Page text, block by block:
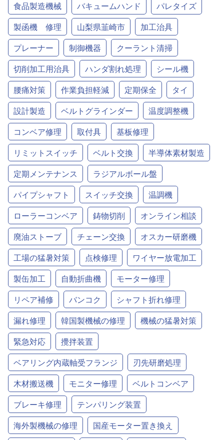
食品製造機械
バキュームハンド
パレタイズ
製函機 修理
山梨県韮崎市
加工治具
プレーナー
制御機器
クーラント清掃
切削加工用治具
ハンダ割れ処理
シール機
腰痛対策
作業負担軽減 定期保全
タイ
設計製造
ベルトグラインダー
温度調整機
コンベア修理
取付具
基板修理
リミットスイッチ
ベルト交換
半導体素材製造
定期メンテナンス
ラジアルボール盤
パイプシャフト
スイッチ交換
温調機
ローラーコンベア
鋳物切削
オンライン相談
廃油ストーブ
チェーン交換
オスカー研磨機
工場の猛暑対策
点検修理
ワイヤー放電加工
製缶加工
自動折曲機
モーター修理
リペア補修
バンコク
シャフト折れ修理
漏れ修理
韓国製機械の修理
機械の猛暑対策
緊急対応
攪拌装置
ベアリング内蔵軸受フランジ
刃先研磨処理
木材搬送機
モニター修理
ベルトコンベア
ブレーキ修理
テンパリング装置
海外製機械の修理
国産モーター置き換え